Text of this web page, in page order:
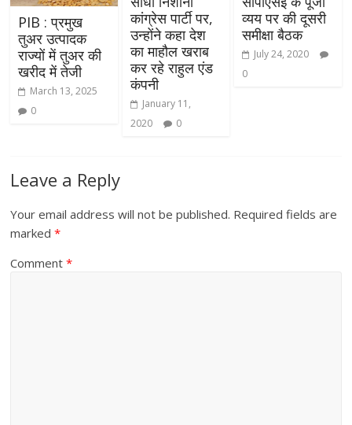
PIB : प्रमुख
तुअर उत्पादक
राज्यों में तुअर की
खरीद में तेजी
March 13, 2025
0
कांग्रेस पार्टी पर,
उन्होंने कहा देश
का माहौल खराब
कर रहे राहुल एंड
कंपनी
January 11,
2020
0
व्यय पर की दूसरी
समीक्षा बैठक
July 24, 2020
0
Leave a Reply
Your email address will not be published. Required fields are
marked*
Comment*